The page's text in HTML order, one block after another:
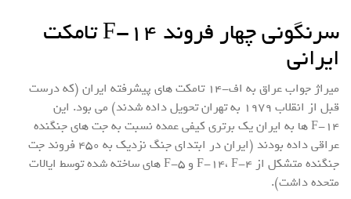
سرنگونی چهار فروند F-۱۴ تامکت
ایرانی
میراژ جواب عراق به اف-۱۴ تامکت های پیشرفته ایران (که درست
قبل از انقلاب ۱۹۷۹ به تهران تحویل داده شدند) می بود. این
F-۱۴ ها به ایران یک برتری کیفی عمده نسبت به جت های جنگنده
عراقی داده بودند (ایران در ابتدای جنگ نزدیک به ۴۵۰ فروند جت
جنگنده متشکل از F-۱۴، F-۴ و F-۵ های ساخته شده توسط ایالات
متحده داشت).